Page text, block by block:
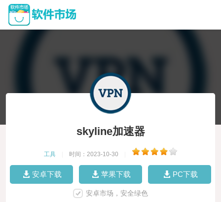
skyline加速器
工具 时间：2023-10-30
安卓下载 苹果下载 PC下载
安卓市场，安全绿色